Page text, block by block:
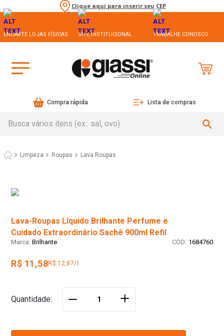
Clique aqui para inserir seu CEP
ENCARTE LOJAS FÍSICAS SITE INSTITUCIONAL TRABALHE CONOSCO
Compra rápida Lista de compras
Limpeza Roupas Lava Roupas
Lava-Roupas Líquido Brilhante Perfume e
Cuidado Extraordinário Sachê 900ml Refil
Brilhante : 1684760
R$ 11,58R$ 12,87/l
Quantidade ＋